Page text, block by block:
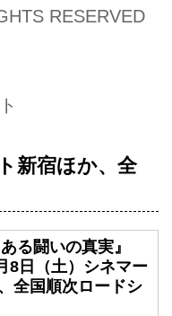
RESERVED
新宿ほか、全
ョー
る闘いの真実』
8日（土）シネマー
全国順次ロードシ